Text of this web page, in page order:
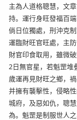
主為人道格聰慧，文
持。運行身旺發福百
倘日位獨處，刑沖克
運臨財旺官旺處，主
財官印食取用，雖微
2日無官星，若魁罡堆
歲運再見財旺之鄉，
并擁有襲擊性，侵略
城府，及惡如仇，聰
為。魁罡是制服世人